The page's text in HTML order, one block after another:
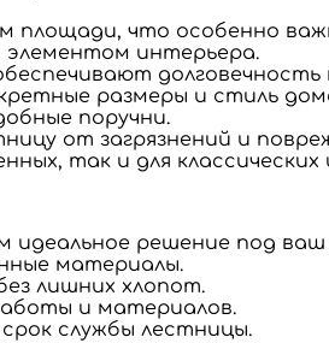
площади, что особенно
интерьера.
долговечность
размеры и стиль
поручни.
от загрязнений и
так и для
идеальное решение под
материалы.
лишних хлопот.
и материалов.
службы лестницы.